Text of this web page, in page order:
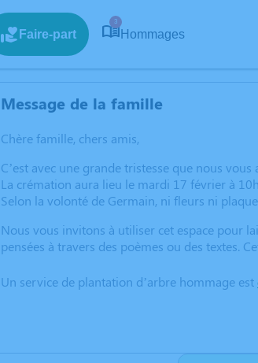
Faire-part
3
Hommages
Message de la famille
Chère famille, chers amis,
C’est avec une grande tristesse que nous
La crémation aura lieu le mardi 17 février à
Selon la volonté de Germain, ni fleurs ni
Nous vous invitons à utiliser cet espace pour
pensées à travers des poèmes ou des textes.
Un service de plantation d’arbre hommage est